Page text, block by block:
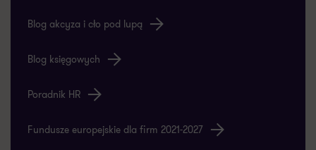
Blog akcyza i cło pod lupą
Blog księgowych
Poradnik HR
Fundusze europejskie dla firm 2021-2027